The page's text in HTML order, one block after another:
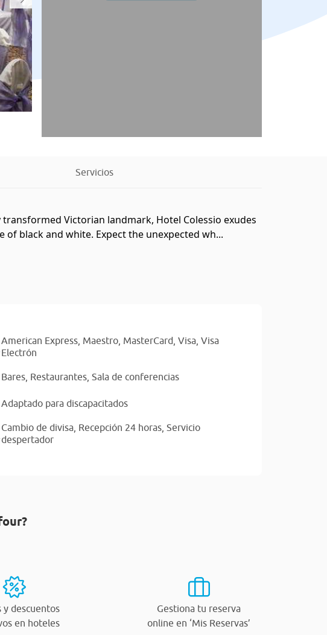
Servicios
Victorian landmark, Hotel Colessio exudes
black and white. Expect the unexpected wh...
American Express, Maestro, MasterCard,Visa,Visa
Electrón
Bares, Restaurantes,Sala de conferencias
Adaptado para discapacitados
Cambio de divisa, Recepción 24 horas,Servicio
despertador
y descuentos
en hoteles
Gestiona tu reserva
online en ‘Mis Reservas’